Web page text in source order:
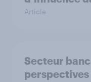
Article
Secteur
perspectives